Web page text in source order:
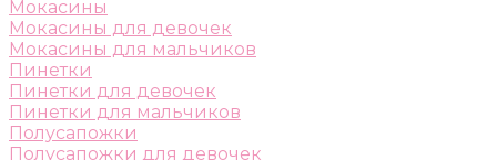
Мокасины
Мокасины для девочек
Мокасины для мальчиков
Пинетки
Пинетки для девочек
Пинетки для мальчиков
Полусапожки
Полусапожки для девочек